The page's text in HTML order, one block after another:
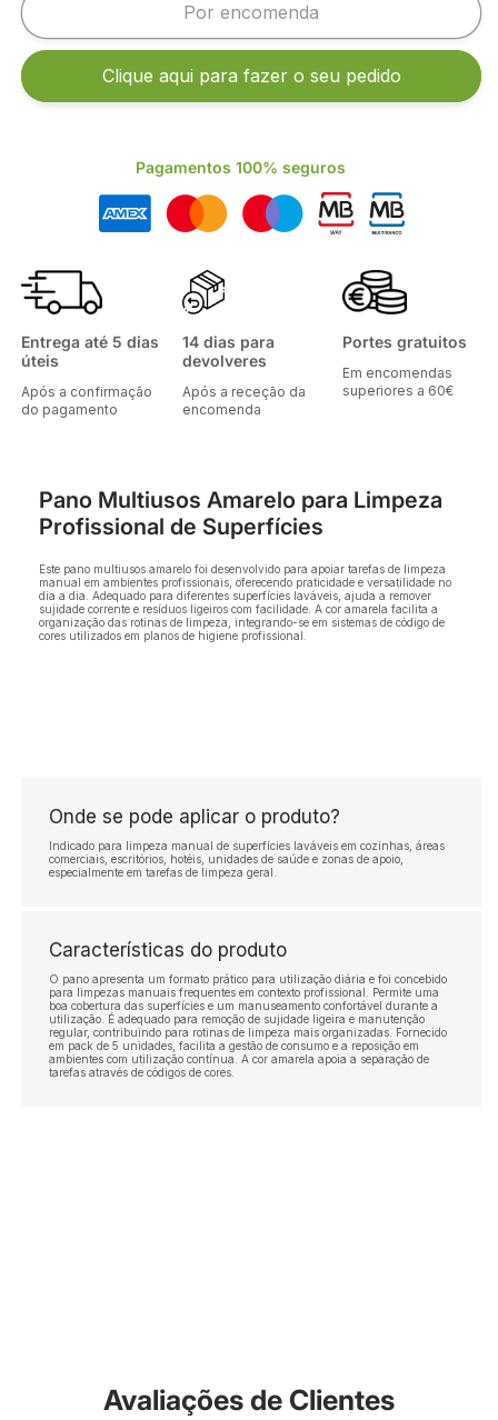
Por encomenda
Clique aqui para fazer o seu pedido
Pagamentos 100% seguros
Entrega até 5 dias
úteis
Após a confirmação
do pagamento
14 dias para
devolveres
Após a receção da
encomenda
Portes gratuitos
Em encomendas
superiores a 60€
Pano Multiusos Amarelo para Limpeza
Profissional de Superfícies
Este pano multiusos amarelo foi desenvolvido para apoiar tarefas de limpeza
manual em ambientes profissionais, oferecendo praticidade e versatilidade no
dia a dia. Adequado para diferentes superfícies laváveis, ajuda a remover
sujidade corrente e resíduos ligeiros com facilidade. A cor amarela facilita a
organização das rotinas de limpeza, integrando-se em sistemas de código de
cores utilizados em planos de higiene profissional.
Onde se pode aplicar o produto?
Indicado para limpeza manual de superfícies laváveis em cozinhas, áreas
comerciais, escritórios, hotéis, unidades de saúde e zonas de apoio,
especialmente em tarefas de limpeza geral.
Características do produto
O pano apresenta um formato prático para utilização diária e foi concebido
para limpezas manuais frequentes em contexto profissional. Permite uma
boa cobertura das superfícies e um manuseamento confortável durante a
utilização. É adequado para remoção de sujidade ligeira e manutenção
regular, contribuindo para rotinas de limpeza mais organizadas. Fornecido
em pack de 5 unidades, facilita a gestão de consumo e a reposição em
ambientes com utilização contínua. A cor amarela apoia a separação de
tarefas através de códigos de cores.
Avaliações de Clientes